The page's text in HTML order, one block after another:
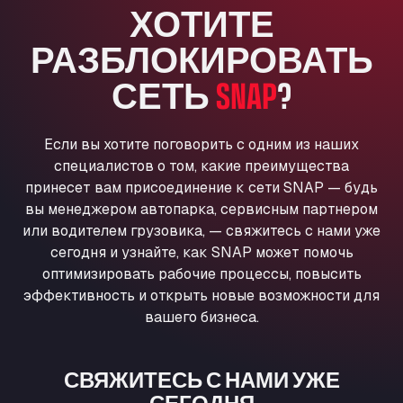
Anglia Motel
Washway Road, PE12 8LT
Anpol Sp. z o.o.
Ul. Torunska 147, 85884
Aqua Ariva GmbH
Aral Autohof Bockel
ARAL Autohof Bockenem
Oppelner Str. 1, 31167
ARAL Autohof Merklingen
Nellinger Str. 24, 89188
ARAL Autohof Preis
Schellweilerstraße 1, 66871
Obernburger Str. 127, 63811
ХОТИТЕ
РАЗБЛОКИРОВАТЬ
СЕТЬSNAP?
Если вы хотите поговорить с одним из наших
специалистов о том, какие преимущества
принесет вам присоединение к сети SNAP — будь
вы менеджером автопарка, сервисным партнером
или водителем грузовика, — свяжитесь с нами уже
сегодня и узнайте, как SNAP может помочь
оптимизировать рабочие процессы, повысить
эффективность и открыть новые возможности для
вашего бизнеса.
СВЯЖИТЕСЬ С НАМИ УЖЕ